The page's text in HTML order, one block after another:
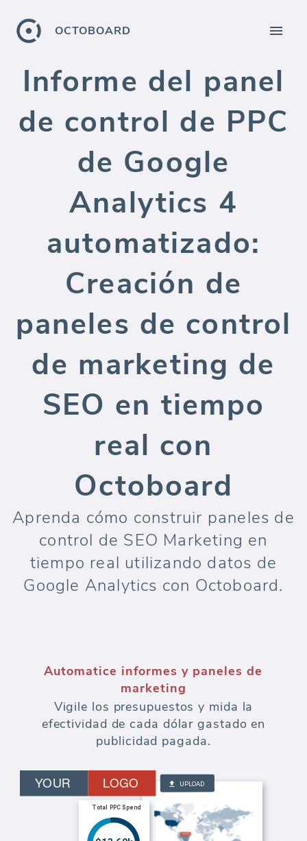
OCTOBOARD
Informe del panel
de control de PPC
de Google
Analytics 4
automatizado:
Creación de
paneles de control
de marketing de
SEO en tiempo
real con
Octoboard
Aprenda cómo construir paneles de
control de SEO Marketing en
tiempo real utilizando datos de
Google Analytics con Octoboard.
Automatice informes y paneles de
marketing
Vigile los presupuestos y mida la
efectividad de cada dólar gastado en
publicidad pagada.